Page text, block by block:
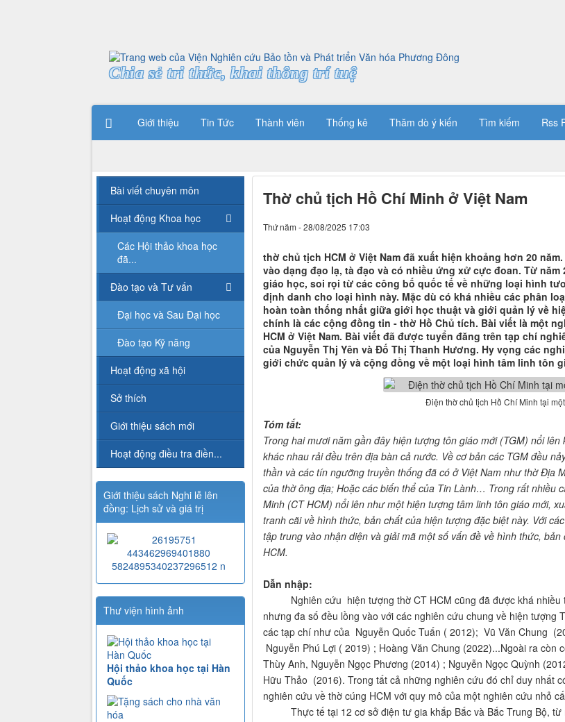
Chia sẻ tri thức, khai thông trí tuệ
Giới thiệu Tin Tức Thành viên Thống kê Thăm dò ý kiến Tìm kiếm Rss
Thờ chủ tịch Hồ Chí Minh ở Việt Nam
Thứ năm - 28/08/2025 17:03
thờ chủ tịch HCM ở Việt Nam đã xuất hiện khoảng hơn 20
vào dạng đạo lạ, tà đạo và có nhiều ứng xử cực đoan. Từ
giáo học, soi rọi từ các công bố quốc tế về những loại hình
định danh cho loại hình này. Mặc dù có khá nhiều các phân
hoàn toàn thống nhất giữa giới học thuật và giới quản lý về
chính là các cộng đồng tin - thờ Hồ Chủ tích. Bài viết là một
HCM ở Việt Nam. Bài viết đã được tuyển đăng trên tạp chí
của Nguyễn Thj Yên và Đố Thị Thanh Hương. Hy vọng các
giới chức quản lý và cộng đồng về một loại hình tâm linh tôn
Điện thờ chủ tịch Hồ Chí Minh tại
Tóm tắt:
Trong hai mươi năm gần đây hiện tượng tôn giáo mới (TGM) nổi
khác nhau rải đều trên địa bàn cả nước. Về cơ bản các TGM đều
thần và các tín ngưỡng truyền thống đã có ở Việt Nam như thờ Địa
của thờ ông địa; Hoặc các biến thể của Tin Lành… Trong rất nhiều
Minh (CTHCM) nổi lên như một hiện tượng tâm linh tôn giáo mới,
tranh cãi về hình thức, bản chất của hiện tượng đặc biệt này. Với
tập trung vào nhận diện và giải mã một số vấn đề về hình thức,
HCM.
Dẫn nhập:
Nghiên cứu hiện tượng thờ CT HCM cũng đã được khá nhiều
nhưng đa số đều lồng vào với các nghiên cứu chung về hiện tượng
các tạp chí như của Nguyễn Quốc Tuấn ( 2012); Vũ Văn Chung
Nguyễn Phú Lợi ( 2019) ; Hoàng Văn Chung (2022)...Ngoài ra
Thùy Anh, Nguyễn Ngọc Phương (2014) ; Nguyễn Ngọc Quỳnh
Hữu Thảo (2016). Trong tất cả những nghiên cứu đó chỉ duy nhất
nghiên cứu về thờ cúng HCM với quy mô của một nghiên cứu nhỏ
Thực tế tại 12 cơ sở điện tư gia khắp Bắc và Bắc Trung Bộ, từ
Bài viết chuyên môn
Hoạt động Khoa học
Các Hội thảo khoa học
đã...
Đào tạo và Tư vấn
Đại học và Sau Đại học
Đào tạo Kỹ năng
Hoạt động xã hội
Sở thích
Giới thiệu sách mới
Hoạt động điều tra điền...
Giới thiệu sách Nghi lễ lên
đồng: Lịch sử và giá trị
Thư viện hình ảnh
Hội thảo khoa học tại Hàn
Quốc